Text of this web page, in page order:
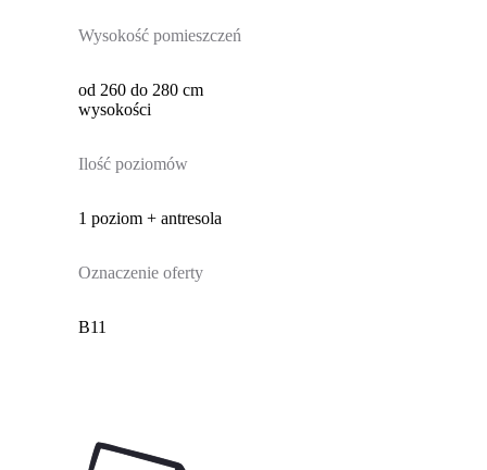
Wysokość pomieszczeń
od 260 do 280 cm
wysokości
Ilość poziomów
1 poziom + antresola
Oznaczenie oferty
B11